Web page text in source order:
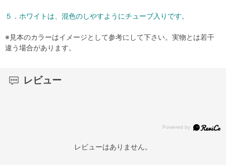
５．ホワイトは、混色のしやすようにチューブ入りです。
※見本のカラーはイメージとして参考にして下さい。実物とは若干
違う場合があります。
レビュー
レビューはありません。